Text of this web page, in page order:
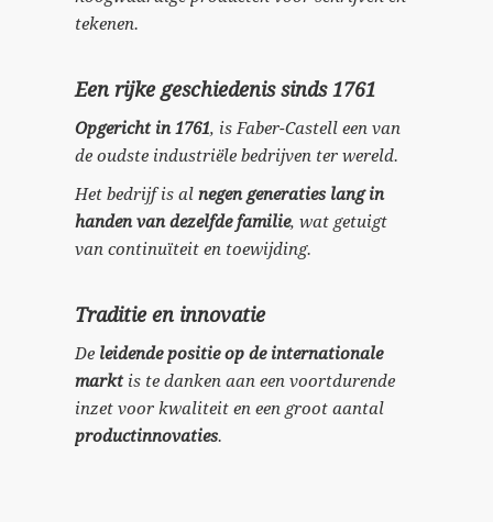
tekenen.
Een rijke geschiedenis sinds 1761
Opgericht in 1761, is Faber-Castell een van
de oudste industriële bedrijven ter wereld.
Het bedrijf is al negen generaties lang in
handen van dezelfde familie, wat getuigt
van continuïteit en toewijding.
Traditie en innovatie
De leidende positie op de internationale
marktis te danken aan een voortdurende
inzet voor kwaliteit en een groot aantal
productinnovaties.